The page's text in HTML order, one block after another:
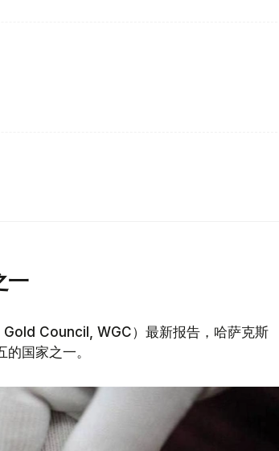
一
Gold Council, WGC）最新报告，哈萨克斯
国家之一。